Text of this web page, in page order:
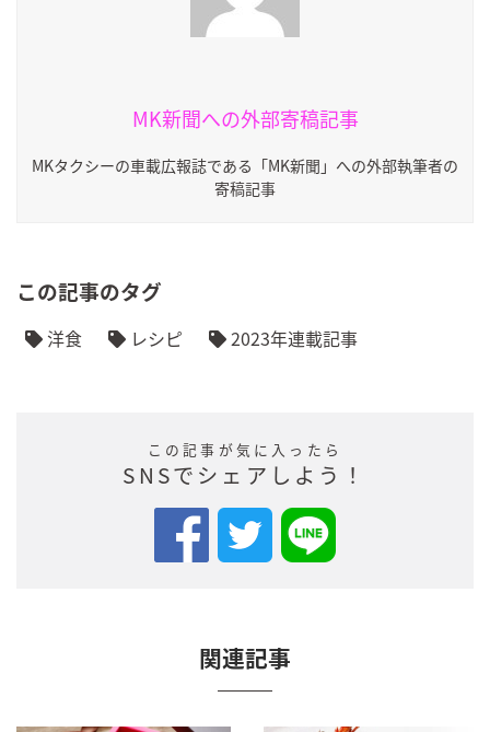
MK新聞への外部寄稿記事
MKタクシーの車載広報誌である「MK新聞」への外部執筆者の
寄稿記事
この記事のタグ
洋食 レシピ 2023年連載記事
この記事が気に入ったら
SNSでシェアしよう！
関連記事